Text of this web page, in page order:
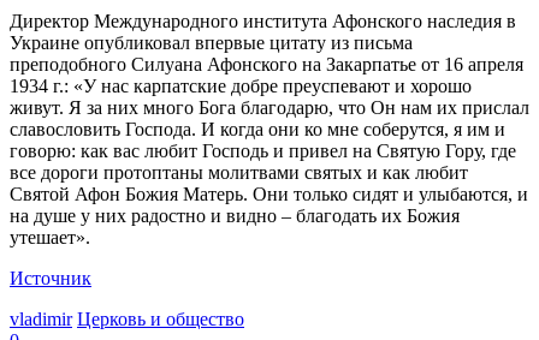
Директор Международного института Афонского наследия в
Украине опубликовал впервые цитату из письма
преподобного Силуана Афонского на Закарпатье от 16 апреля
1934 г.: «У нас карпатские добре преуспевают и хорошо
живут. Я за них много Бога благодарю, что Он нам их прислал
славословить Господа. И когда они ко мне соберутся, я им и
говорю: как вас любит Господь и привел на Святую Гору, где
все дороги протоптаны молитвами святых и как любит
Святой Афон Божия Матерь. Они только сидят и улыбаются, и
на душе у них радостно и видно – благодать их Божия
утешает».
Источник
vladimir Церковь и общество